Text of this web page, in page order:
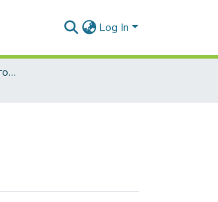
Log In
Кафедра Енергетичного інжинірингу та робототехнічних систем (ЕІтаРС)